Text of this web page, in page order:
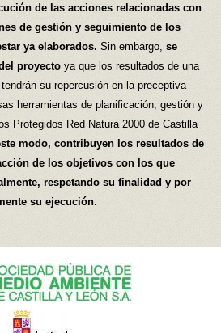
de las acciones relacionadas con
de gestión y seguimiento de los
ya elaborados. Sin embargo, se
proyecto ya que los resultados de una
su repercusión en la preceptiva
herramientas de planificación, gestión y
Protegidos Red Natura 2000 de Castilla
modo, contribuyen los resultados de
de los objetivos con los que
respetando su finalidad y por
su ejecución.